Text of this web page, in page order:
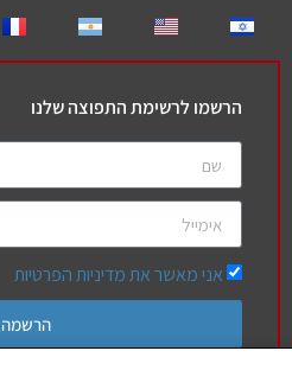
הרשמו לרשימת התפוצה שלנו
אני מאשר את מדיניות הפרטיות
הרשמה